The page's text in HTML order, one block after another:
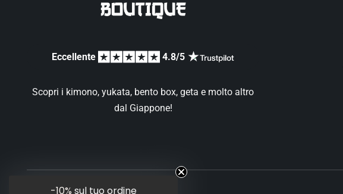
Eccellente 4.8/5
Scopri i kimono, yukata, bento box, geta e molto altro
dal Giappone!
I nostri negozi giapponesi in Europa
-10% sul tuo ordine